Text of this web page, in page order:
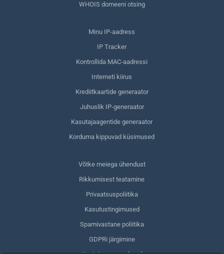
WHOIS domeeni otsing
Minu IP-aadress
IP Tracker
Kontrollida MAC-aadressi
Interneti kiirus
Krediitkaartide generaator
Juhuslik IP-generaator
Kasutajaagentide generaator
Korduma kippuvad küsimused
Võtke meiega ühendust
Rikkumisest teatamine
Privaatsuspoliitika
Kasutustingimused
Spamivastane poliitika
GDPRi järgimine